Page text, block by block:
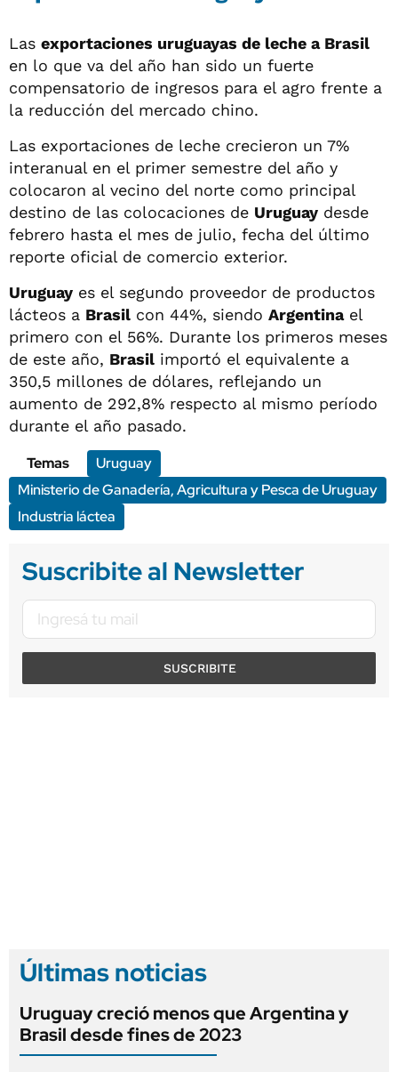
Las exportaciones uruguayas de leche a Brasil
en lo que va del año han sido un fuerte
compensatorio de ingresos para el agro frente a
la reducción del mercado chino.
Las exportaciones de leche crecieron un 7%
interanual en el primer semestre del año y
colocaron al vecino del norte como principal
destino de las colocaciones de Uruguay desde
febrero hasta el mes de julio, fecha del último
reporte oficial de comercio exterior.
Uruguay es el segundo proveedor de productos
lácteos a Brasil con 44%, siendo Argentinael
primero con el 56%. Durante los primeros meses
de este año, Brasil importó el equivalente a
350,5 millones de dólares, reflejando un
aumento de 292,8% respecto al mismo período
durante el año pasado.
Temas
Uruguay
Ministerio de Ganadería, Agricultura y Pesca de Uruguay
Industria láctea
Suscribite al Newsletter
SUSCRIBITE
Últimas noticias
Uruguay creció menos que Argentina y
Brasil desde fines de 2023